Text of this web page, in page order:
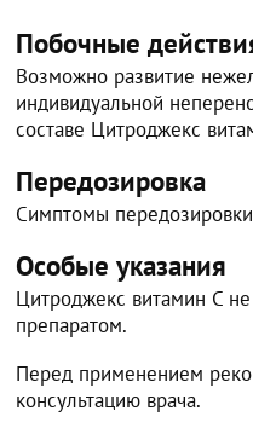
Побочные
Возможно развитие
индивидуальной
составе Цитроджекс
Передозировка
Симптомы
Особые указания
Цитроджекс витамин C
препаратом.
Перед применением
консультацию врача.